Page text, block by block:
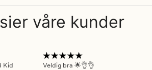
våre kunder
Kid
Veldig bra 🌟👌👌